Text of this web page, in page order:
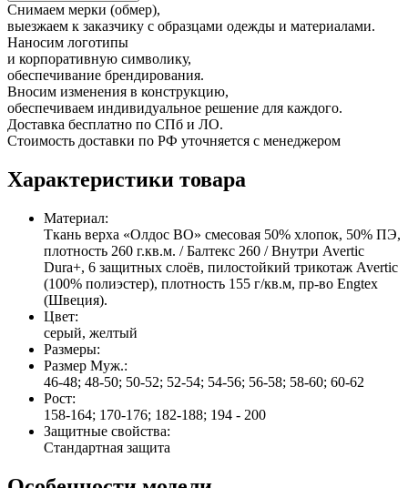
Снимаем мерки (обмер),
выезжаем к заказчику с образцами одежды и материалами.
Наносим логотипы
и корпоративную символику,
обеспечивание брендирования.
Вносим изменения в конструкцию,
обеспечиваем индивидуальное решение для каждого.
Доставка бесплатно по СПб и ЛО.
Стоимость доставки по РФ уточняется с менеджером
Характеристики товара
Материал:
Ткань верха «Олдос ВО» смесовая 50% хлопок, 50% ПЭ,
плотность 260 г.кв.м. / Балтекс 260 / Внутри Avertic
Dura+, 6 защитных слоёв, пилостойкий трикотаж Avertic
(100% полиэстер), плотность 155 г/кв.м, пр-во Engtex
(Швеция).
Цвет:
серый, желтый
Размеры:
Размер Муж.:
46-48; 48-50; 50-52; 52-54; 54-56; 56-58; 58-60; 60-62
Рост:
158-164; 170-176; 182-188; 194 - 200
Защитные свойства:
Стандартная защита